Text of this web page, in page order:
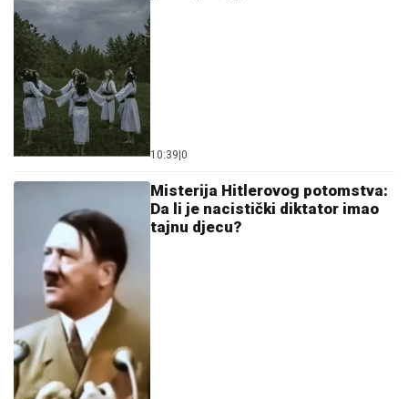
10:39|0
Misterija Hitlerovog potomstva:
Da li je nacistički diktator imao
tajnu djecu?